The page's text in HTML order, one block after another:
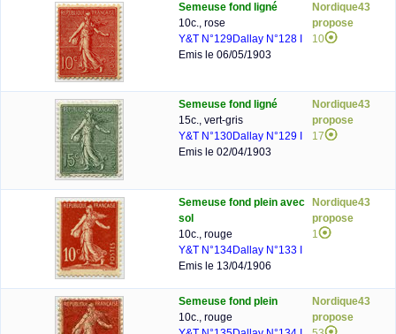
Semeuse fond ligné
10c., rose
Y&T N°129Dallay N°128 I
Emis le 06/05/1903
Nordique43
propose
10
Semeuse fond ligné
15c., vert-gris
Y&T N°130Dallay N°129 I
Emis le 02/04/1903
Nordique43
propose
17
Semeuse fond plein avec
sol
10c., rouge
Y&T N°134Dallay N°133 I
Emis le 13/04/1906
Nordique43
propose
1
Semeuse fond plein
10c., rouge
Nordique43
propose